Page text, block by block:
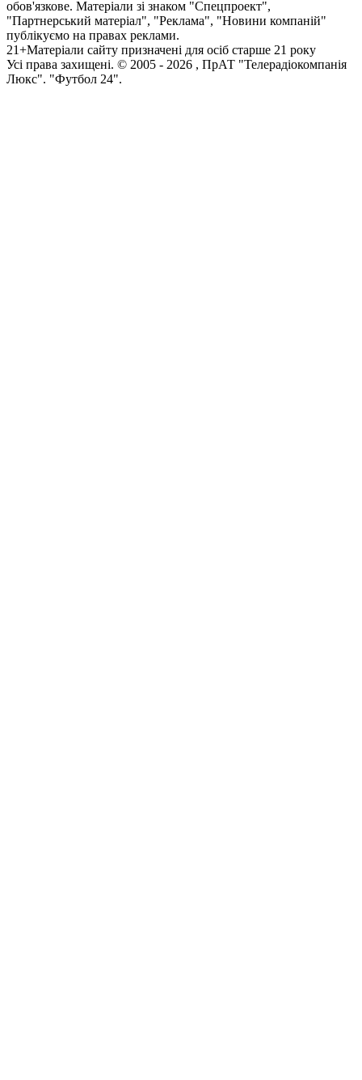
обов'язкове. Матеріали зі знаком "Спецпроект",
"Партнерський матеріал", "Реклама", "Новини компаній"
публікуємо на правах реклами.
21+Матеріали сайту призначені для осіб старше 21 року
Усi права захищенi. © 2005 - 2026 , ПрАТ "Телерадіокомпанія
Люкс". "Футбол 24".